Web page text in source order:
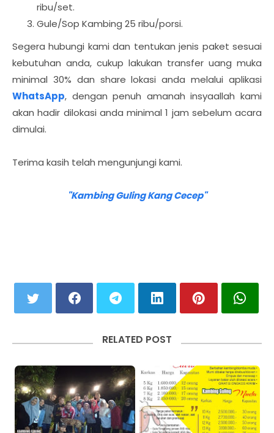
ribu/set.
Gule/Sop Kambing 25 ribu/porsi.
Segera hubungi kami dan tentukan jenis paket sesuai
kebutuhan anda, cukup lakukan transfer uang muka
minimal 30% dan share lokasi anda melalui aplikasi
WhatsApp, dengan penuh amanah insyaallah kami
akan hadir dilokasi anda minimal 1 jam sebelum acara
dimulai.
Terima kasih telah mengunjungi kami.
"Kambing Guling Kang Cecep"
RELATED POST